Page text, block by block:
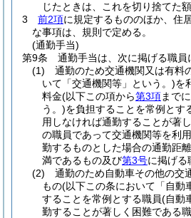
じたときは、これを切り捨てた
3
前2項に規定するもののほか、住
な事項は、規則で定める。
(通勤手当)
第9条
通勤手当は、次に掲げる職員
(1)
通勤のため交通機関又は有料
いて「交通機関等」という。)を
料金(以下この項から第3項まで
う。)を負担することを常例とす
用しなければ通勤することが著
の職員であって交通機関等を利
勤するものとした場合の通勤距
満であるもの及び第3号に掲げる
(2)
通勤のため自動車その他の交
もの(以下この条において「自動
することを常例とする職員(自動
勤することが著しく困難である